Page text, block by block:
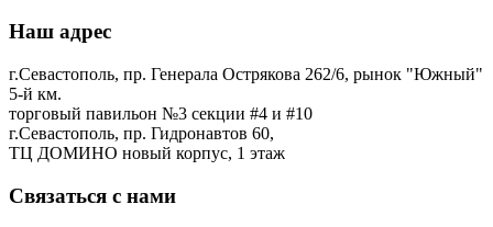
Наш адрес
г.Севастополь, пр. Генерала Острякова 262/6, рынок "Южный"
5-й км.
торговый павильон №3 секции #4 и #10
г.Севастополь, пр. Гидронавтов 60,
ТЦ ДОМИНО новый корпус, 1 этаж
Связаться с нами